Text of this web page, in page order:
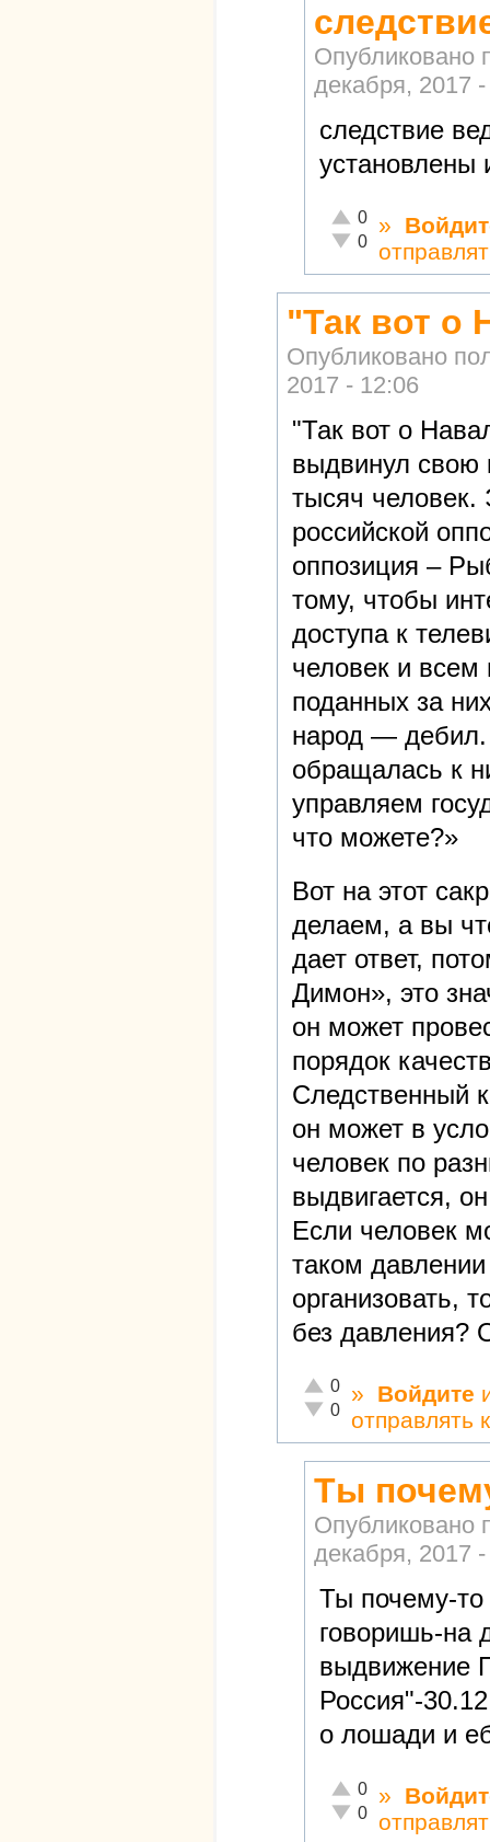
Опубликовано
декабря, 2017
следствие
установлены
Отлично!
0
Неадекватно!
0
»
"Так вот о
Опубликовано
2017 - 12:06
"Так вот о
выдвинул свою
тысяч человек.
российской
оппозиция –
тому, чтобы
доступа к
человек и всем
поданных за
народ — дебил.
обращалась к
управляем
что можете?»
Вот на этот
делаем, а вы
дает ответ,
Димон», это
он может
порядок
Следственный
он может в
человек по
выдвигается,
Если человек
таком
организовать,
без давления?
Отлично!
0
Неадекватно!
0
» Войдите
отправлять
Ты
Опубликовано
декабря, 2017
Ты почему-
говоришь-на
выдвижение
Россия"-
о лошади и
Отлично!
0
Неадекватно!
0
»